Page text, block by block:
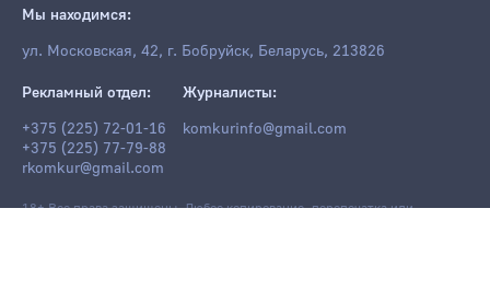
Мы находимся:
ул. Московская, 42, г. Бобруйск, Беларусь, 213826
Рекламный отдел:
+375 (225) 72-01-16
+375 (225) 77-79-88
rkomkur@gmail.com
Журналисты:
komkurinfo@gmail.com
18+ Все права защищены. Любое копирование, перепечатка или